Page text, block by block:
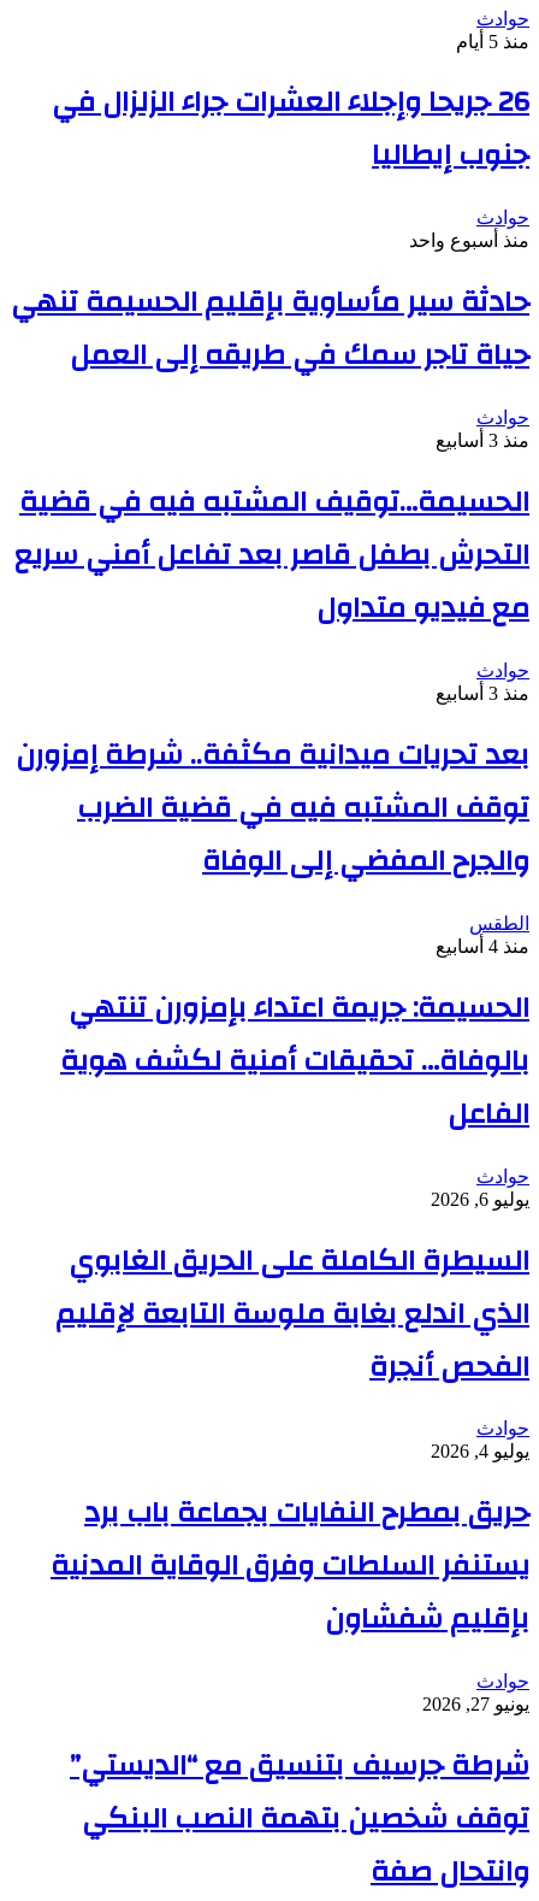
حوادث
منذ 5 أيام
26 جريحا وإجلاء العشرات جراء الزلزال في
جنوب إيطاليا
حوادث
منذ أسبوع واحد
حادثة سير مأساوية بإقليم الحسيمة تنهي
حياة تاجر سمك في طريقه إلى العمل
حوادث
منذ 3 أسابيع
الحسيمة…توقيف المشتبه فيه في قضية
التحرش بطفل قاصر بعد تفاعل أمني سريع
مع فيديو متداول
حوادث
منذ 3 أسابيع
بعد تحريات ميدانية مكثفة.. شرطة إمزورن
توقف المشتبه فيه في قضية الضرب
والجرح المفضي إلى الوفاة
الطقس
منذ 4 أسابيع
الحسيمة: جريمة اعتداء بإمزورن تنتهي
بالوفاة… تحقيقات أمنية لكشف هوية
الفاعل
حوادث
يوليو 6, 2026
السيطرة الكاملة على الحريق الغابوي
الذي اندلع بغابة ملوسة التابعة لإقليم
الفحص أنجرة
حوادث
يوليو 4, 2026
حريق بمطرح النفايات بجماعة باب برد
يستنفر السلطات وفرق الوقاية المدنية
بإقليم شفشاون
حوادث
يونيو 27, 2026
شرطة جرسيف بتنسيق مع “الديستي”
توقف شخصين بتهمة النصب البنكي
وانتحال صفة